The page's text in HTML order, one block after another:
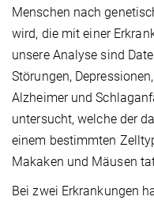
Menschen nach
wird, die mit einer
unsere Analyse sind
Störungen,
Alzheimer und
untersucht, welche der
einem bestimmten
Makaken und Mäusen
Bei zwei Erkrankungen